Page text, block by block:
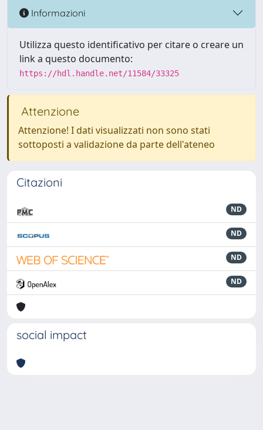
Informazioni
Utilizza questo identificativo per citare o creare un
link a questo documento:
https://hdl.handle.net/11584/33325
Attenzione
Attenzione! I dati visualizzati non sono stati
sottoposti a validazione da parte dell'ateneo
Citazioni
ND
ND
ND
ND
social impact